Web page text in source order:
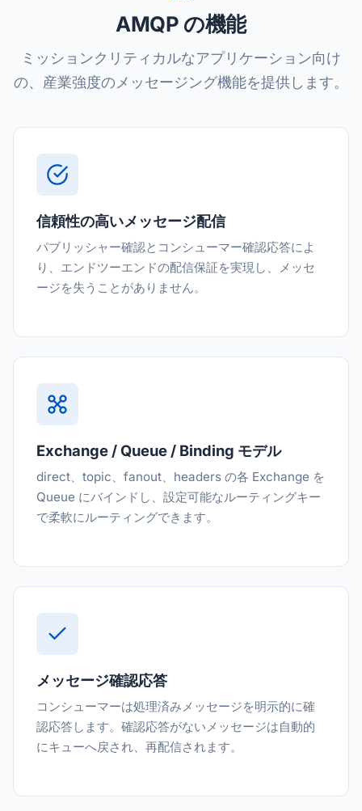
AMQP の機能
ミッションクリティカルなアプリケーション向け
の、産業強度のメッセージング機能を提供します。
信頼性の高いメッセージ配信
パブリッシャー確認とコンシューマー確認応答によ
り、エンドツーエンドの配信保証を実現し、メッセ
ージを失うことがありません。
Exchange / Queue / Binding モデル
direct、topic、fanout、headers の各 Exchange を
Queue にバインドし、設定可能なルーティングキー
で柔軟にルーティングできます。
メッセージ確認応答
コンシューマーは処理済みメッセージを明示的に確
認応答します。確認応答がないメッセージは自動的
にキューへ戻され、再配信されます。